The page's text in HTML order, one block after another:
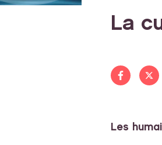
La
Les